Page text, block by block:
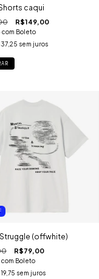
caqui
R$149,00
com Boleto
sem juros
(offwhite)
R$79,00
com Boleto
sem juros